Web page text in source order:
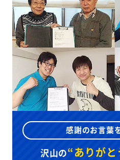
感謝のお言葉
沢山の“ありがと